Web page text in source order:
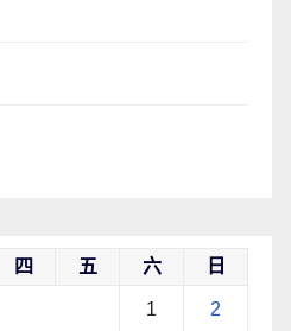
四 五 六 日
1 2